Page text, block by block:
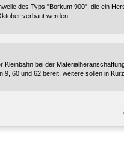
des Typs "Borkum 900", die ein
verbaut werden.
bei der
60 und 62 bereit, weitere sollen in